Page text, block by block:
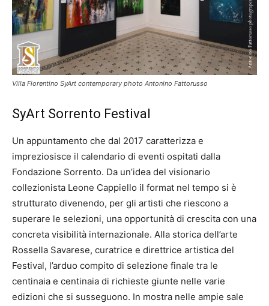
Villa Fiorentino SyArt contemporary photo Antonino Fattorusso
SyArt Sorrento Festival
Un appuntamento che dal 2017 caratterizza e
impreziosisce il calendario di eventi ospitati dalla
Fondazione Sorrento. Da un’idea del visionario
collezionista Leone Cappiello il format nel tempo si è
strutturato divenendo, per gli artisti che riescono a
superare le selezioni, una opportunità di crescita con una
concreta visibilità internazionale. Alla storica dell’arte
Rossella Savarese, curatrice e direttrice artistica del
Festival, l’arduo compito di selezione finale tra le
centinaia e centinaia di richieste giunte nelle varie
edizioni che si susseguono. In mostra nelle ampie sale